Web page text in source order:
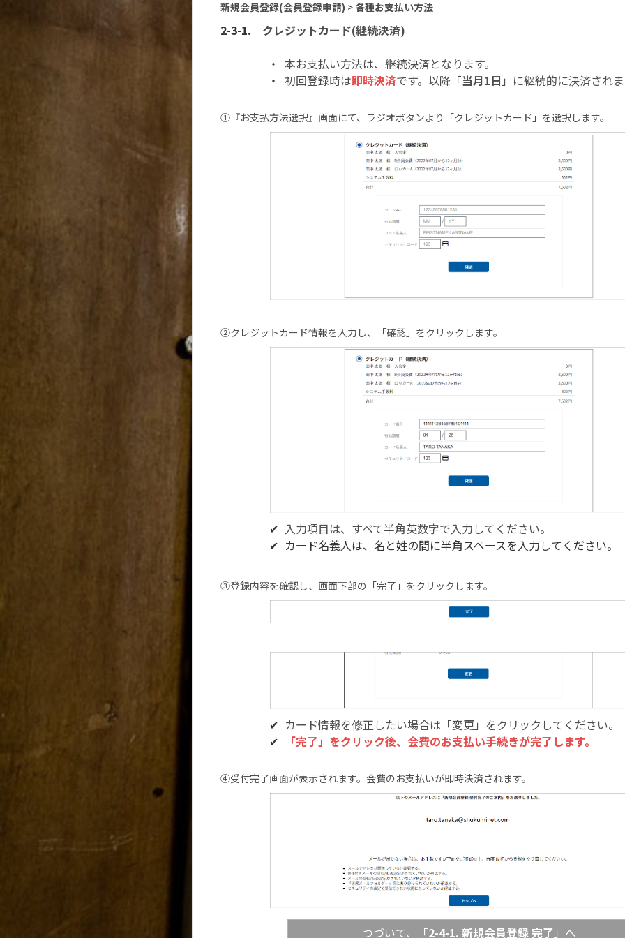
新規会員登録(会員登録申請) > 各種お支払い方法
クレジットカード(継続決済)
本お支払い方法は、継続決済となります。
初回登録時は即時決済です。以降「当月1日 」に継続的に決済され
①『お支払方法選択』画面にて、ラジオボタンより「クレジットカード」を選択します。
②クレジットカード情報を入力し、「確認」をクリックします。
入力項目は、すべて半角英数字で入力してください。
カード名義人は、名と姓の間に半角スペースを入力してください。
③登録内容を確認し、画面下部の「完了」をクリックします。
カード情報を修正したい場合は「変更」をクリックしてください。
「完了」をクリック後、会費のお⽀払い⼿続きが完了します。
④受付完了画面が表示されます。会費のお支払いが即時決済されます。
つづいて、「2-4-1. 新規会員登録 完了 」へ